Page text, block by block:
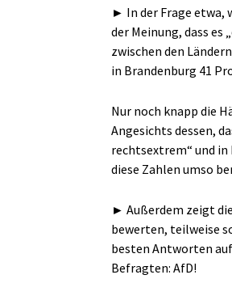
► In der Frage etwa,
der Meinung, dass
zwischen den
in Brandenburg 41
Nur noch knapp die
Angesichts dessen,
rechtsextrem“ und
diese Zahlen umso
► Außerdem zeigt
bewerten, teilweise
besten Antworten
Befragten: AfD!